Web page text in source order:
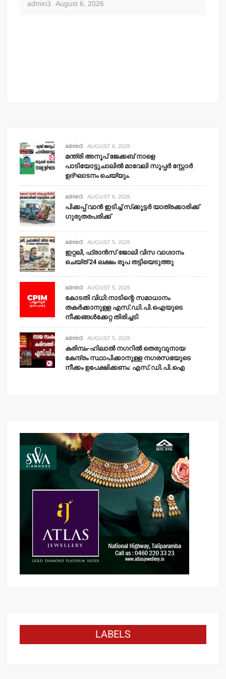
admin3 August 6, 2026
admin3 AUGUST 6, 2026
മന്ത്രി അനൂപ് ജേക്കബ് നാളെ
പാടിയോട്ടുചാലില്‍ മാവേലി സൂപ്പര്‍ സ്റ്റോര്‍
ഉദ്ഘാടനം ചെയ്യും.
admin3 AUGUST 6, 2026
പിക്കപ്പ് വാന്‍ ഇടിച്ച് സ്‌ക്കൂട്ടര്‍ യാത്രക്കാരിക്ക്
ഗുരുതരപരിക്ക്
admin3 AUGUST 5, 2026
ഇറ്റലി, ഫ്രാന്‍സ് ജോലി വിസ വാഗ്ദാനം
ചെയ്ത് 24 ലക്ഷം രൂപ തട്ടിയെടുത്തു
admin3 AUGUST 5, 2026
കോടതി വിധി:നാടിന്റെ സമാധാനം
തകര്‍ക്കാനുള്ള എസ്.ഡി.പി.ഐയുടെ
നീക്കങ്ങള്‍ക്കേറ്റ തിരിച്ചടി
admin3 AUGUST 5, 2026
കരിമ്പം-ഹിലാല്‍ നഗറില്‍ തെരുവുനായ
കേന്ദ്രം സ്ഥാപിക്കാനുള്ള നഗരസഭയുടെ
നീക്കം ഉപേക്ഷിക്കണം: എസ്.ഡി.പി.ഐ
LABELS